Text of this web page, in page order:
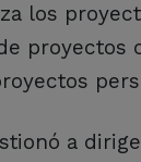
los
proyectos
a